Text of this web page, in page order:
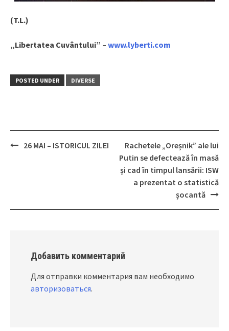
(T.L.)
„Libertatea Cuvântului” – www.lyberti.com
POSTED UNDER DIVERSE
26 MAI – ISTORICUL ZILEI
Rachetele „Oreșnik” ale lui
Putin se defectează în masă
și cad în timpul lansării: ISW
a prezentat o statistică
șocantă
Добавить комментарий
Для отправки комментария вам необходимо
авторизоваться.